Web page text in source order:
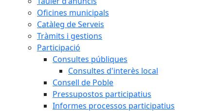
Oficines municipals
Catàleg de Serveis
Tràmits i gestions
Participació
Consultes públiques
Consultes d'interès local
Consell de Poble
Pressupostos participatius
Informes processos participatius